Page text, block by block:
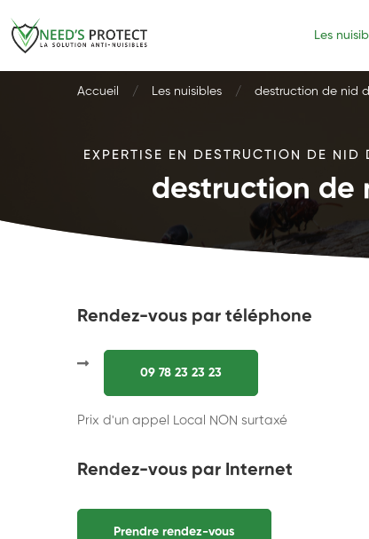
Les
Accueil Les nuisibles destruction de nid
EXPERTISE EN DESTRUCTION DE
destruction de
Rendez-vous par téléphone
09 78 23 23 23
Prix d'un appel Local NON surtaxé
Rendez-vous par Internet
Prendre rendez-vous